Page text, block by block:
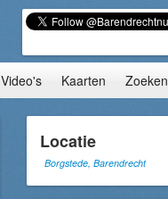
Video's Kaarten Zoeken
Locatie
Borgstede, Barendrecht